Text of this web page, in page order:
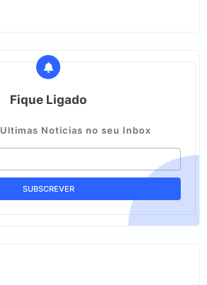
Fique Ligado
Noticias no seu Inbox